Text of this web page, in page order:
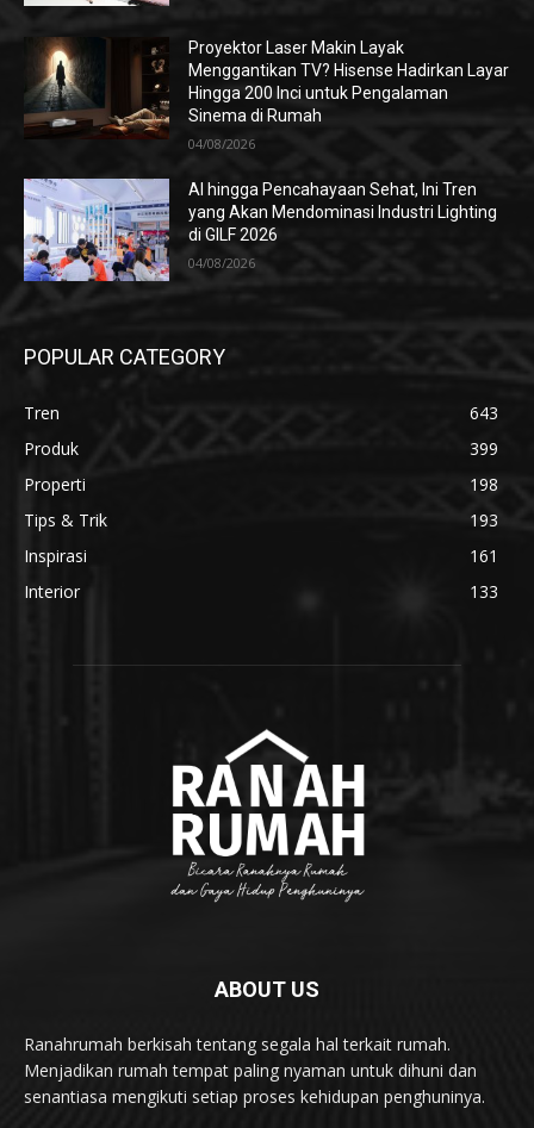
Proyektor Laser Makin Layak
Menggantikan TV? Hisense Hadirkan Layar
Hingga 200 Inci untuk Pengalaman
Sinema di Rumah
04/08/2026
AI hingga Pencahayaan Sehat, Ini Tren
yang Akan Mendominasi Industri Lighting
di GILF 2026
04/08/2026
POPULAR CATEGORY
Tren
643
Produk
399
Properti
198
Tips & Trik
193
Inspirasi
161
Interior
133
ABOUT US
Ranahrumah berkisah tentang segala hal terkait rumah.
Menjadikan rumah tempat paling nyaman untuk dihuni dan
senantiasa mengikuti setiap proses kehidupan penghuninya.